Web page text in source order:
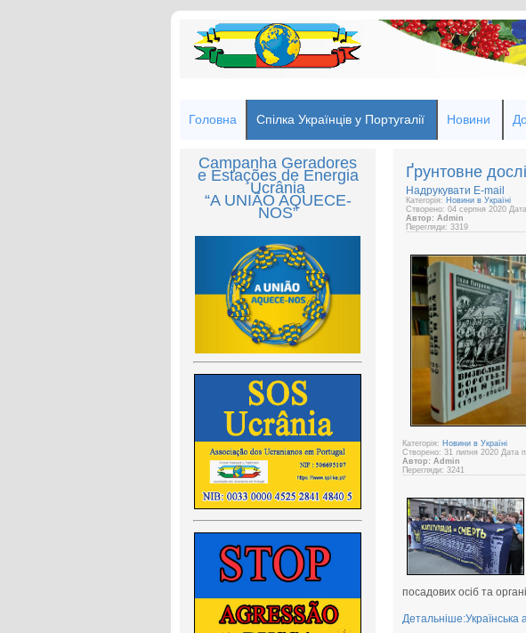
Головна Спілка Українців у Португалії Новини
Campanha Geradores
e Estações de Energia
Ucrânia
“A UNIÃO AQUECE-
NOS”
Ґрунтовне
Надрукувати E-mail
Категорія: Новини в Україні
Створено: 04 серпня 2020
Автор: Admin
Перегляди: 3319
Категорія: Новини в Україні
Створено: 31 липня 2020 Дата
Автор: Admin
Перегляди: 3241
посадових осіб та
Детальніше:Українська